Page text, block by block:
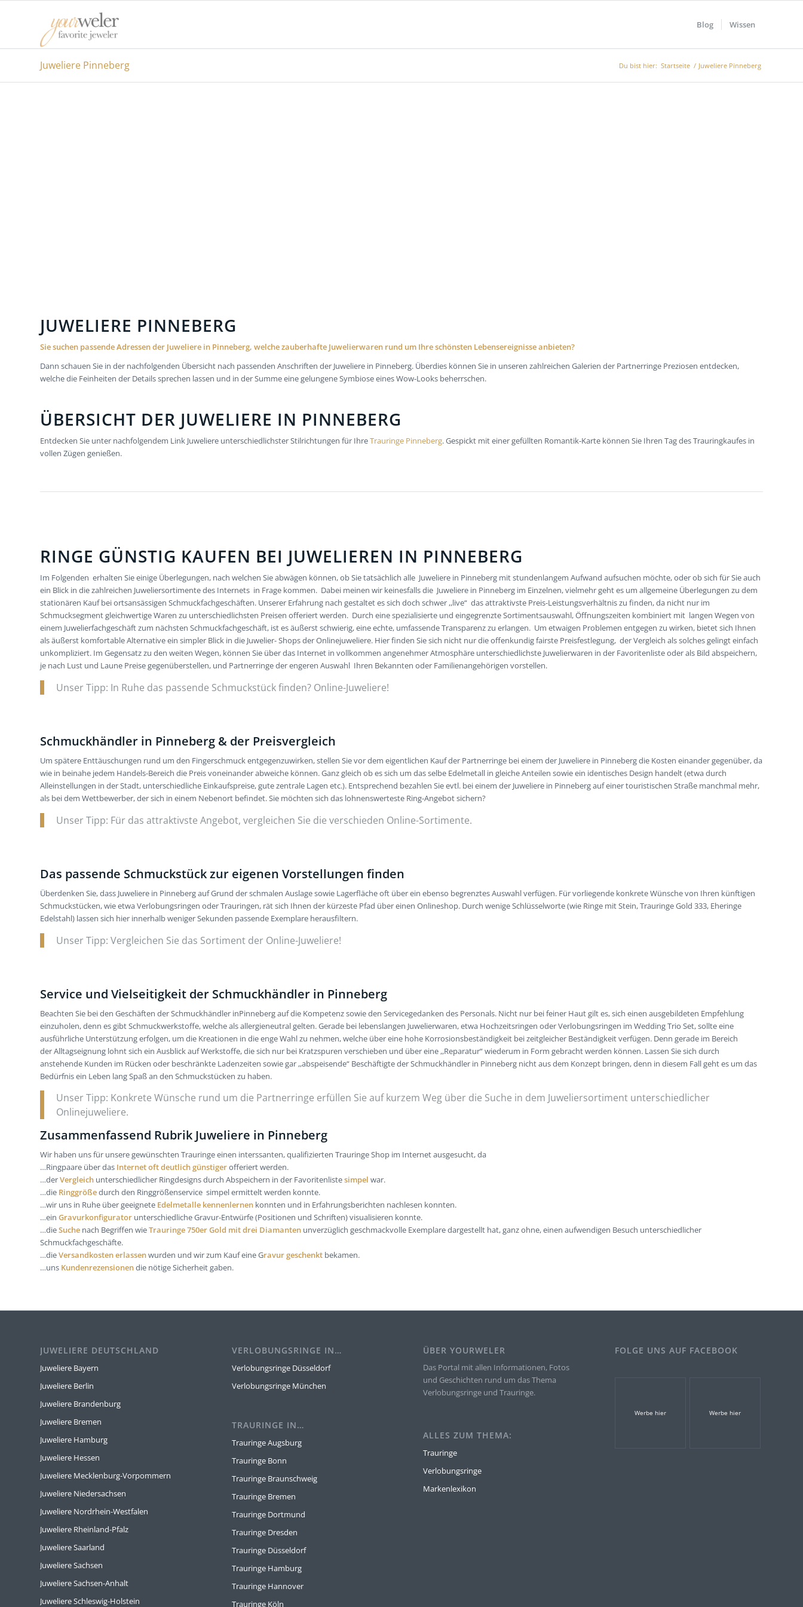
Blog Wissen
Juweliere Pinneberg Du bist hier: Startseite / Juweliere Pinneberg
JUWELIERE PINNEBERG
Sie suchen passende Adressen der Juweliere in Pinneberg, welche zauberhafte Juwelierwaren rund um Ihre schönsten Lebensereignisse anbieten?
Dann schauen Sie in der nachfolgenden Übersicht nach passenden Anschriften der Juweliere in Pinneberg. Überdies können Sie in unseren zahlreichen Galerien der Partnerringe Preziosen entdecken,
welche die Feinheiten der Details sprechen lassen und in der Summe eine gelungene Symbiose eines Wow-Looks beherrschen.
ÜBERSICHT DER JUWELIERE IN PINNEBERG
Entdecken Sie unter nachfolgendem Link Juweliere unterschiedlichster Stilrichtungen für IhreTrauringe Pinneberg. Gespickt mit einer gefüllten Romantik-Karte können Sie Ihren Tag des Trauringkaufes in
vollen Zügen genießen.
RINGE GÜNSTIG KAUFEN BEI JUWELIEREN IN PINNEBERG
Im Folgenden erhalten Sie einige Überlegungen, nach welchen Sie abwägen können, ob Sie tatsächlich alle Juweliere in Pinneberg mit stundenlangem Aufwand aufsuchen möchte, oder ob sich für Sie auch
ein Blick in die zahlreichen Juweliersortimente des Internets in Frage kommen. Dabei meinen wir keinesfalls die Juweliere in Pinneberg im Einzelnen, vielmehr geht es um allgemeine Überlegungen zu dem
stationären Kauf bei ortsansässigen Schmuckfachgeschäften. Unserer Erfahrung nach gestaltet es sich doch schwer ,,live“ das attraktivste Preis-Leistungsverhältnis zu finden, da nicht nur im
Schmucksegment gleichwertige Waren zu unterschiedlichsten Preisen offeriert werden. Durch eine spezialisierte und eingegrenzte Sortimentsauswahl, Öffnungszeiten kombiniert mit langen Wegen von
einem Juwelierfachgeschäft zum nächsten Schmuckfachgeschäft, ist es äußerst schwierig, eine echte, umfassende Transparenz zu erlangen. Um etwaigen Problemen entgegen zu wirken, bietet sich Ihnen
als äußerst komfortable Alternative ein simpler Blick in die Juwelier- Shops der Onlinejuweliere. Hier finden Sie sich nicht nur die offenkundig fairste Preisfestlegung, der Vergleich als solches gelingt einfach
unkompliziert. Im Gegensatz zu den weiten Wegen, können Sie über das Internet in vollkommen angenehmer Atmosphäre unterschiedlichste Juwelierwaren in der Favoritenliste oder als Bild abspeichern,
je nach Lust und Laune Preise gegenüberstellen, und Partnerringe der engeren Auswahl Ihren Bekannten oder Familienangehörigen vorstellen.
Unser Tipp: In Ruhe das passende Schmuckstück finden? Online-Juweliere!
Schmuckhändler in Pinneberg & der Preisvergleich
Um spätere Enttäuschungen rund um den Fingerschmuck entgegenzuwirken, stellen Sie vor dem eigentlichen Kauf der Partnerringe bei einem der Juweliere in Pinneberg die Kosten einander gegenüber, da
wie in beinahe jedem Handels-Bereich die Preis voneinander abweiche können. Ganz gleich ob es sich um das selbe Edelmetall in gleiche Anteilen sowie ein identisches Design handelt (etwa durch
Alleinstellungen in der Stadt, unterschiedliche Einkaufspreise, gute zentrale Lagen etc.). Entsprechend bezahlen Sie evtl. bei einem der Juweliere in Pinneberg auf einer touristischen Straße manchmal mehr,
als bei dem Wettbewerber, der sich in einem Nebenort befindet. Sie möchten sich das lohnenswerteste Ring-Angebot sichern?
Unser Tipp: Für das attraktivste Angebot, vergleichen Sie die verschieden Online-Sortimente.
Das passende Schmuckstück zur eigenen Vorstellungen finden
Überdenken Sie, dass Juweliere in Pinneberg auf Grund der schmalen Auslage­ sowie Lagerfläche oft über ein ebenso begrenztes Auswahl verfügen. Für vorliegende konkrete Wünsche von Ihren künftigen
Schmuckstücken, wie etwa Verlobungsringen oder Trauringen, rät sich Ihnen der kürzeste Pfad über einen Onlineshop. Durch wenige Schlüsselworte (wie Ringe mit Stein, Trauringe Gold 333, Eheringe
Edelstahl) lassen sich hier innerhalb weniger Sekunden passende Exemplare herausfiltern.
Unser Tipp: Vergleichen Sie das Sortiment der Online-­Juweliere!
Service und Vielseitigkeit der Schmuckhändler in Pinneberg
Beachten Sie bei den Geschäften der Schmuckhändler inPinneberg auf die Kompetenz sowie den Servicegedanken des Personals. Nicht nur bei feiner Haut gilt es, sich einen ausgebildeten Empfehlung
einzuholen, denn es gibt Schmuckwerkstoffe, welche als allergieneutral gelten. Gerade bei lebenslangen Juwelierwaren, etwa Hochzeitsringen oder Verlobungsringen im Wedding Trio Set, sollte eine
ausführliche Unterstützung erfolgen, um die Kreationen in die enge Wahl zu nehmen, welche über eine hohe Korrosionsbeständigkeit bei zeitgleicher Beständigkeit verfügen. Denn gerade im Bereich
der Alltagseignung lohnt sich ein Ausblick auf Werkstoffe, die sich nur bei Kratzspuren verschieben und über eine ,,Reparatur“ wiederum in Form gebracht werden können. Lassen Sie sich durch
anstehende Kunden im Rücken oder beschränkte Ladenzeiten sowie gar ,,abspeisende“ Beschäftigte der Schmuckhändler in Pinneberg nicht aus dem Konzept bringen, denn in diesem Fall geht es um das
Bedürfnis ein Leben lang Spaß an den Schmuckstücken zu haben.
Unser Tipp: Konkrete Wünsche rund um die Partnerringe erfüllen Sie auf kurzem Weg über die Suche in dem Juweliersortiment unterschiedlicher
Onlinejuweliere.
Zusammenfassend Rubrik Juweliere in Pinneberg
Wir haben uns für unsere gewünschten Trauringe einen interssanten, qualifizierten Trauringe Shop im Internet ausgesucht, da
…Ringpaare über das Internet oft deutlich günstigerofferiert werden.
…derVergleich unterschiedlicher Ringdesigns durch Abspeichern in der Favoritenlistesimpel war.
…die Ringgrößedurch den Ringgrößenservice simpel ermittelt werden konnte.
…wir uns in Ruhe über geeignete Edelmetalle kennenlernen konnten und in Erfahrungsberichten nachlesen konnten.
…ein Gravurkonfigurator unterschiedliche Gravur-Entwürfe (Positionen und Schriften) visualisieren konnte.
…dieSuche nach Begriffen wieTrauringe 750er Gold mit drei Diamanten unverzüglich geschmackvolle Exemplare dargestellt hat, ganz ohne, einen aufwendigen Besuch unterschiedlicher
Schmuckfachgeschäfte.
…dieVersandkosten erlassenwurden und wir zum Kauf eine Gravur geschenkt bekamen.
…uns Kundenrezensionendie nötige Sicherheit gaben.
JUWELIERE DEUTSCHLAND
Juweliere Bayern
Juweliere Berlin
Juweliere Brandenburg
Juweliere Bremen
Juweliere Hamburg
Juweliere Hessen
Juweliere Mecklenburg-Vorpommern
Juweliere Niedersachsen
Juweliere Nordrhein-Westfalen
Juweliere Rheinland-Pfalz
Juweliere Saarland
Juweliere Sachsen
Juweliere Sachsen-Anhalt
Juweliere Schleswig-Holstein
VERLOBUNGSRINGE IN…
Verlobungsringe Düsseldorf
Verlobungsringe München
TRAURINGE IN…
Trauringe Augsburg
Trauringe Bonn
Trauringe Braunschweig
Trauringe Bremen
Trauringe Dortmund
Trauringe Dresden
Trauringe Düsseldorf
Trauringe Hamburg
Trauringe Hannover
Trauringe Köln
ÜBER YOURWELER
Das Portal mit allen Informationen, Fotos
und Geschichten rund um das Thema
Verlobungsringe und Trauringe.
ALLES ZUM THEMA:
Trauringe
Verlobungsringe
Markenlexikon
FOLGE UNS AUF FACEBOOK
Werbe hier Werbe hier